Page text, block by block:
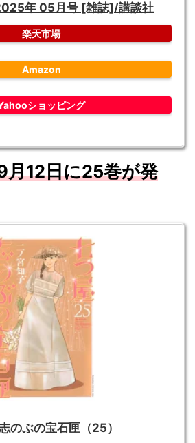
年 05月号 [雑誌]/講談社
楽天市場
Amazon
ショッピング
月12日に25巻が発
のぶの宝石匣（25）